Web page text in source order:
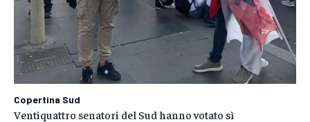
Copertina Sud
Ventiquattro senatori del Sud hanno votato sì